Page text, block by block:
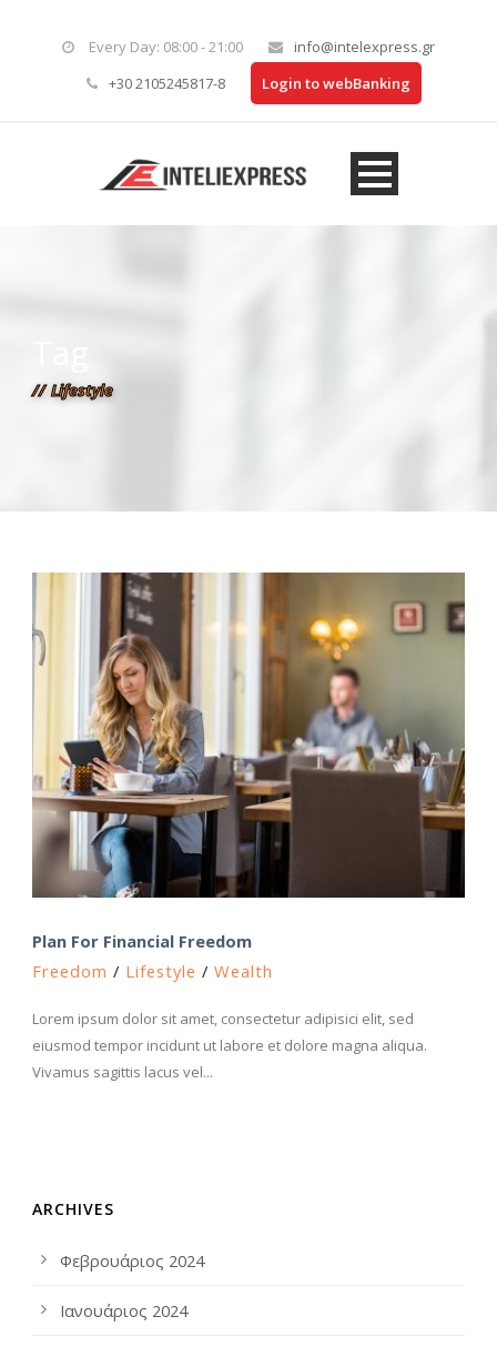
Every Day: 08:00 - 21:00
info@intelexpress.gr
+30 2105245817-8
Login to webBanking
Ελ
Lifestyle
Plan For Financial Freedom
Freedom / Lifestyle / Wealth
Lorem ipsum dolor sit amet, consectetur adipisici elit, sed
eiusmod tempor incidunt ut labore et dolore magna aliqua.
Vivamus sagittis lacus vel...
ARCHIVES
Φεβρουάριος 2024
Ιανουάριος 2024